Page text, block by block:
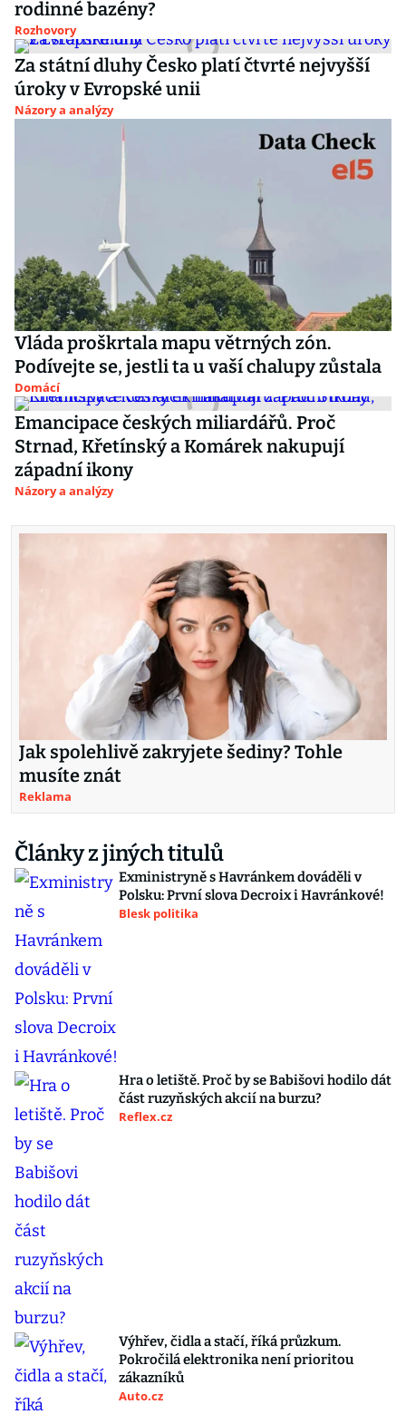
rodinné bazény?
Rozhovory
Za státní dluhy Česko platí čtvrté nejvyšší
úroky v Evropské unii
Názory a analýzy
Vláda proškrtala mapu větrných zón.
Podívejte se, jestli ta u vaší chalupy zůstala
Domácí
Emancipace českých miliardářů. Proč
Strnad, Křetínský a Komárek nakupují
západní ikony
Názory a analýzy
Jak spolehlivě zakryjete šediny? Tohle
musíte znát
Reklama
Články z jiných titulů
Exministryně s Havránkem dováděli v
Polsku: První slova Decroix i Havránkové!
Blesk politika
Hra o letiště. Proč by se Babišovi hodilo dát
část ruzyňských akcií na burzu?
Reflex.cz
Výhřev, čidla a stačí, říká průzkum.
Pokročilá elektronika není prioritou
zákazníků
Auto.cz